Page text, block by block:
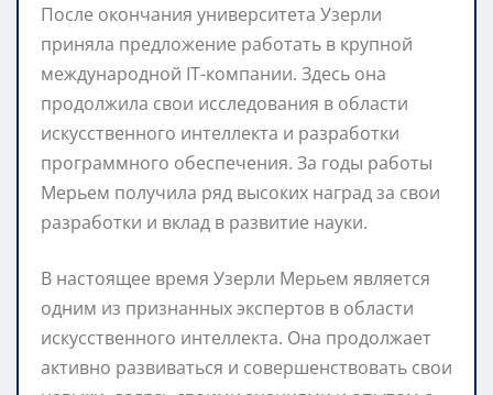
После окончания университета Узерли
приняла предложение работать в крупной
международной IT-компании. Здесь она
продолжила свои исследования в области
искусственного интеллекта и разработки
программного обеспечения. За годы работы
Мерьем получила ряд высоких наград за свои
разработки и вклад в развитие науки.
В настоящее время Узерли Мерьем является
одним из признанных экспертов в области
искусственного интеллекта. Она продолжает
активно развиваться и совершенствовать свои